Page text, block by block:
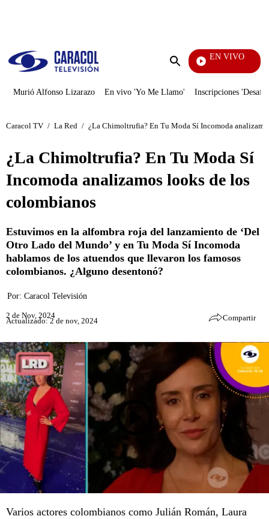
Enviar
EN VIVO
Día A
Murió Alfonso Lizarazo En vivo 'Yo Me Llamo' Inscripciones
Caracol TV / La Red / ¿La Chimoltrufia? En Tu Moda Sí Incomoda
¿La Chimoltrufia? En Tu Moda Sí
Incomoda analizamos looks de los
colombianos
Estuvimos en la alfombra roja del lanzamiento de ‘Del
Otro Lado del Mundo’ y en Tu Moda Sí Incomoda
hablamos de los atuendos que llevaron los famosos
colombianos. ¿Alguno desentonó?
Por: Caracol Televisión
2 de Nov, 2024
Actualizado: 2 de nov, 2024 Compartir
Varios actores colombianos como Julián Román, Laura